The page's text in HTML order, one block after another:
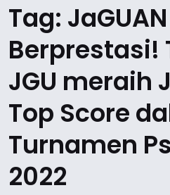
Tag: JaGUAN
Berprestasi!
JGU meraih
Top Score
Turnamen
2022